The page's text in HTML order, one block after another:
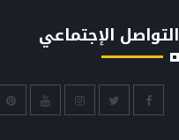
التواصل الإجتماعي